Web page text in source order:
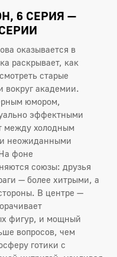
6 СЕРИЯ —
оказывается в
раскрывает, как
старые
вокруг академии.
юмором,
эффектными
между холодным
неожиданными
фоне
союзы: друзья
— более хитрыми, а
В центре —
фигур, и мощный
вопросов, чем
готики с